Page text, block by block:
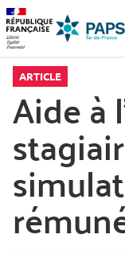
Aller
la
Aller
au
menu
Aller
au
contenu
ARTICLE
Aide à